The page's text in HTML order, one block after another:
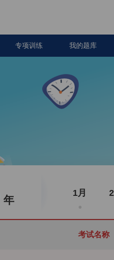
专项训练 我的题库
年
1月
考试名称